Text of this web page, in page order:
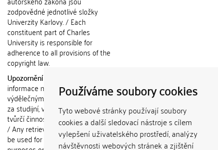
Používáme soubory cookies
Tyto webové stránky používají soubory
cookies a další sledovací nástroje s cílem
vylepšení uživatelského prostředí, analýzy
návštěvnosti webových stránek a zjištění
zodpovědné jednotlivé složky
Univerzity Karlovy. / Each
constituent part of Charles
University is responsible for
adherence to all provisions of the
copyright law.
Upozornění / Notice:
informace nemohou být použity k
výdělečným účelům nebo vydávány
za studijní, vědeckou nebo jinou
tvůrčí činnost jiné osoby než autora.
/ Any retrieved information shall not
be used for any commercial